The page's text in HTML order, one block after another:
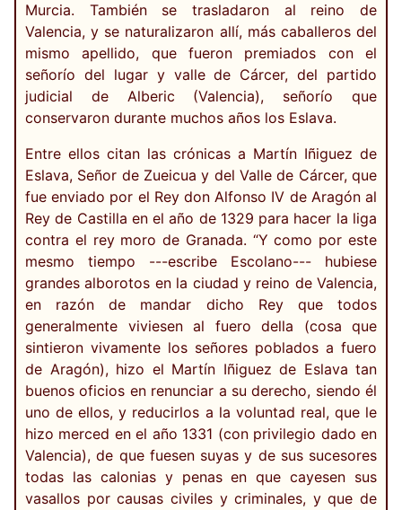
Murcia. También se trasladaron al reino de
Valencia, y se naturalizaron allí, más caballeros del
mismo apellido, que fueron premiados con el
señorío del lugar y valle de Cárcer, del partido
judicial de Alberic (Valencia), señorío que
conservaron durante muchos años los Eslava.
Entre ellos citan las crónicas a Martín Iñiguez de
Eslava, Señor de Zueicua y del Valle de Cárcer, que
fue enviado por el Rey don Alfonso IV de Aragón al
Rey de Castilla en el año de 1329 para hacer la liga
contra el rey moro de Granada. “Y como por este
mesmo tiempo ---escribe Escolano--- hubiese
grandes alborotos en la ciudad y reino de Valencia,
en razón de mandar dicho Rey que todos
generalmente viviesen al fuero della (cosa que
sintieron vivamente los señores poblados a fuero
de Aragón), hizo el Martín Iñiguez de Eslava tan
buenos oficios en renunciar a su derecho, siendo él
uno de ellos, y reducirlos a la voluntad real, que le
hizo merced en el año 1331 (con privilegio dado en
Valencia), de que fuesen suyas y de sus sucesores
todas las calonias y penas en que cayesen sus
vasallos por causas civiles y criminales, y que de